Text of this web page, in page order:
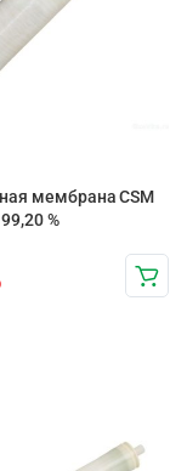
мембрана CSM
%